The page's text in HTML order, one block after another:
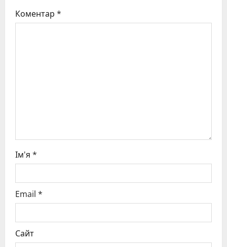
g
Коментар *
Ім'я *
Email *
Сайт